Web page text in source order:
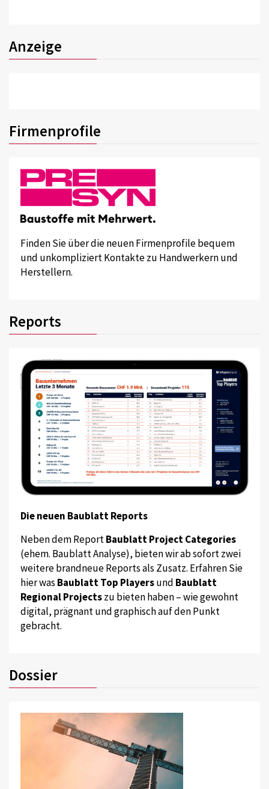
Anzeige
Firmenprofile
Finden Sie über die neuen Firmenprofile bequem
und unkompliziert Kontakte zu Handwerkern und
Herstellern.
Reports
Die neuen Baublatt Reports
Neben dem ReportBaublatt Project Categories
(ehem. Baublatt Analyse), bieten wir ab sofort zwei
weitere brandneue Reports als Zusatz. Erfahren Sie
hier was Baublatt Top Playersund Baublatt
Regional Projectszu bieten haben – wie gewohnt
digital, prägnant und graphisch auf den Punkt
gebracht.
Dossier